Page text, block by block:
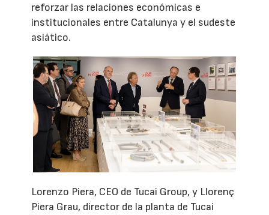
reforzar las relaciones económicas e
institucionales entre Catalunya y el sudeste
asiático.
Lorenzo Piera, CEO de Tucai Group, y Llorenç
Piera Grau, director de la planta de Tucai